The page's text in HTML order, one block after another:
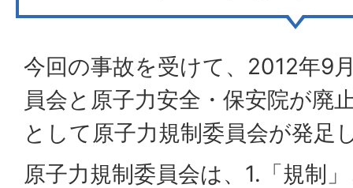
今回の事故を受けて、2012年9
員会と原子力安全・保安院が廃
として原子力規制委員会が発足
原子力規制委員会は、1.「規制